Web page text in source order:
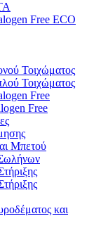
Free ECO
Τοιχώματος
Τοιχώματος
Free
Free
Μπετού
και